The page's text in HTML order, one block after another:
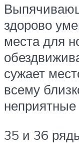
здорово
места для
сужает
всему
неприятные
35 и 36